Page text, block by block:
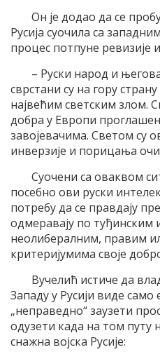
Он је додао да се
Русија суочила са
процес потпуне ревизије
– Руски народ и
сврстани су на гору
највећим светским злом.
добра у Европи
завојевачима. Светом су
инверзије и порицања
Суочени са оваквом
посебно ови руски
потребу да се правдају
одмеравају по
неолибералним, правим
критеријумима своје
Вучелић истиче да
Западу у Русији виде само
„неправедно“ заузети
одузети када на том путу
снажна војска Русије: